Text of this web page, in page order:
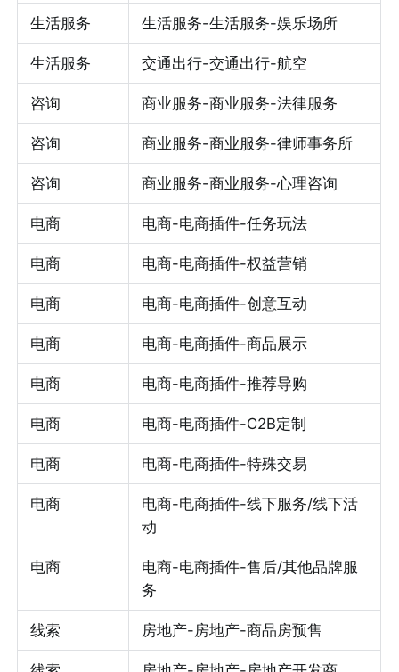
生活服务 生活服务-生活服务-娱乐场所
生活服务 交通出行-交通出行-航空
咨询 商业服务-商业服务-法律服务
咨询 商业服务-商业服务-律师事务所
咨询 商业服务-商业服务-心理咨询
电商 电商-电商插件-任务玩法
电商 电商-电商插件-权益营销
电商 电商-电商插件-创意互动
电商 电商-电商插件-商品展示
电商 电商-电商插件-推荐导购
电商 电商-电商插件-C2B定制
电商 电商-电商插件-特殊交易
电商
电商-电商插件-线下服务/线下活
动
电商
电商-电商插件-售后/其他品牌服
务
线索 房地产-房地产-商品房预售